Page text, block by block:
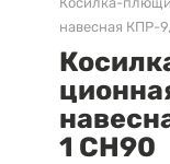
навесная КПР-
1 CH90